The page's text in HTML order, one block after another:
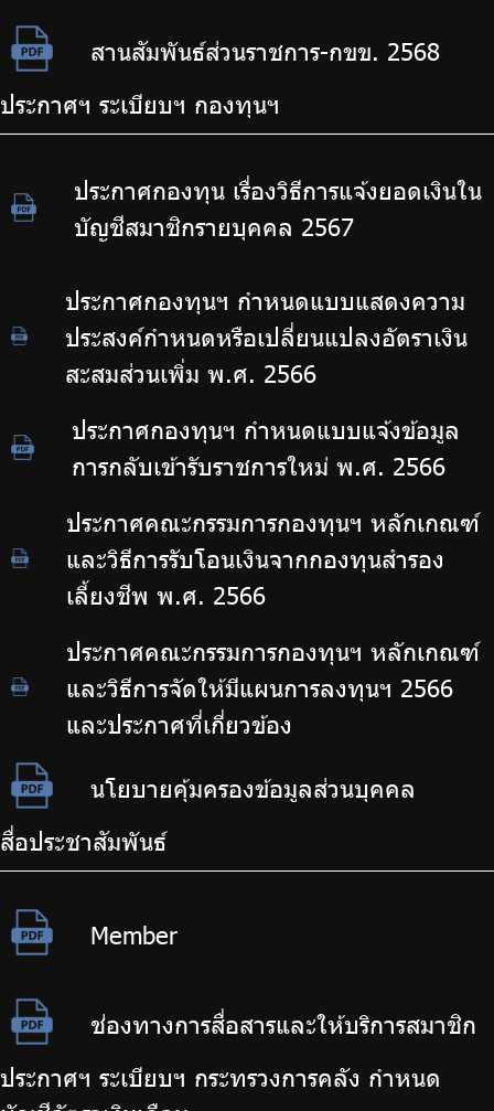
สานสัมพันธ์ส่วนราชการ-กขข. 2568
ประกาศฯ ระเบียบฯ กองทุนฯ
ประกาศกองทุน เรื่องวิธีการแจ้งยอดเงินใน
บัญชีสมาชิกรายบุคคล 2567
ประกาศกองทุนฯ กำหนดแบบแสดงความ
ประสงค์กำหนดหรือเปลี่ยนแปลงอัตราเงิน
สะสมส่วนเพิ่ม พ.ศ. 2566
ประกาศกองทุนฯ กำหนดแบบแจ้งข้อมูล
การกลับเข้ารับราชการใหม่ พ.ศ. 2566
ประกาศคณะกรรมการกองทุนฯ หลักเกณฑ์
และวิธีการรับโอนเงินจากกองทุนสำรอง
เลี้ยงชีพ พ.ศ. 2566
ประกาศคณะกรรมการกองทุนฯ หลักเกณฑ์
และวิธีการจัดให้มีแผนการลงทุนฯ 2566
และประกาศที่เกี่ยวข้อง
นโยบายคุ้มครองข้อมูลส่วนบุคคล
สื่อประชาสัมพันธ์
Member
ช่องทางการสื่อสารและให้บริการสมาชิก
ประกาศฯ ระเบียบฯ กระทรวงการคลัง กำหนด